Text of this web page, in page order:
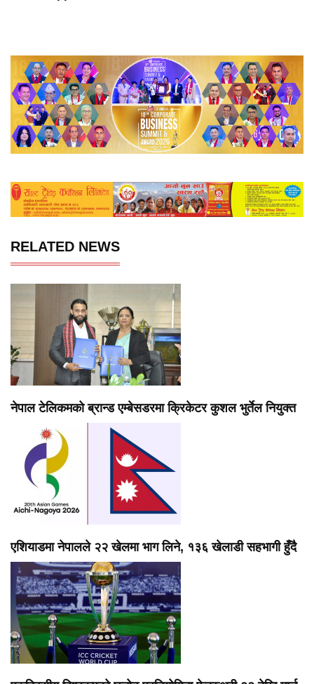
RELATED NEWS
नेपाल टेलिकमको ब्रान्ड एम्बेसडरमा क्रिकेटर कुशल भुर्तेल नियुक्त
एशियाडमा नेपालले २२ खेलमा भाग लिने, १३६ खेलाडी सहभागी हुँदै